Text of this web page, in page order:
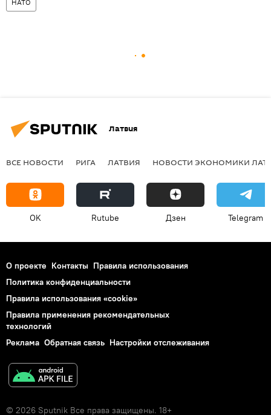
НАТО
Латвия
ВСЕ НОВОСТИ РИГА ЛАТВИЯ НОВОСТИ ЭКОНОМИКИ
OK Rutube Дзен Telegram
О проекте Контакты Правила использования
Политика конфиденциальности
Правила использования «cookie»
Правила применения рекомендательных
технологий
Реклама Обратная связь Настройки отслеживания
© 2026 Sputnik Все права защищены. 18+